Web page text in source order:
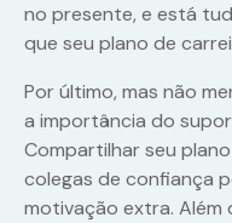
no presente, e está
que seu plano de
Por último, mas não
a importância do
Compartilhar seu
colegas de confiança
motivação extra. Além